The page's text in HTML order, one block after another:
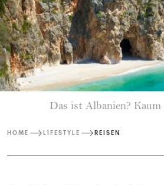
Das ist Albanien? Kaum
HOME LIFESTYLE REISEN